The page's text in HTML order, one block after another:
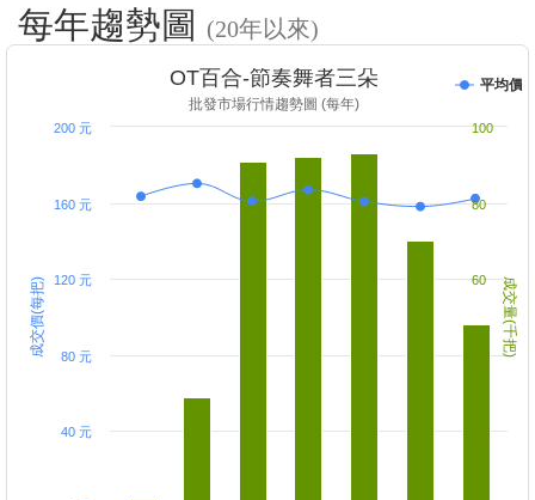
每年趨勢圖 (20年以來)
成交價(每把) 成交量(千把)
OT百合-節奏舞者三朵
批發市場行情趨勢圖 (每年)
平均價
40 元
80 元
120 元
160 元
200 元
60
80
100